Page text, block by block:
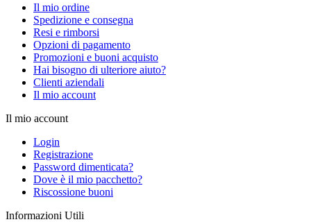
Il mio ordine
Spedizione e consegna
Resi e rimborsi
Opzioni di pagamento
Promozioni e buoni acquisto
Hai bisogno di ulteriore aiuto?
Clienti aziendali
Il mio account
Il mio account
Login
Registrazione
Password dimenticata?
Dove è il mio pacchetto?
Riscossione buoni
Informazioni Utili